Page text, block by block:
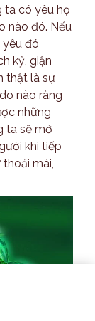
ta có yêu họ
nào đó. Nếu
yêu đó
kỷ, giận
thật là sự
nào ràng
những
ta sẽ mở
khi tiếp
mái,